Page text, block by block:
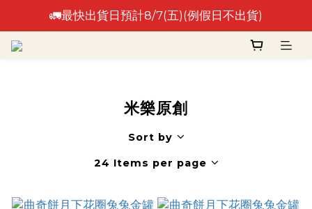
🚛最快出貨日預計8/7(五)(例假日不出貨)
🚛最快出貨日預計8/7(五)(例假日不出貨)
⚠️出貨日非到貨日，實際到貨依物流作業時間為準⚠️
米樂原創
Sort by
24 Items per page